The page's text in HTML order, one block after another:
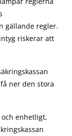
gällande regler.
riskerar att
ner den stora
och enhetligt,